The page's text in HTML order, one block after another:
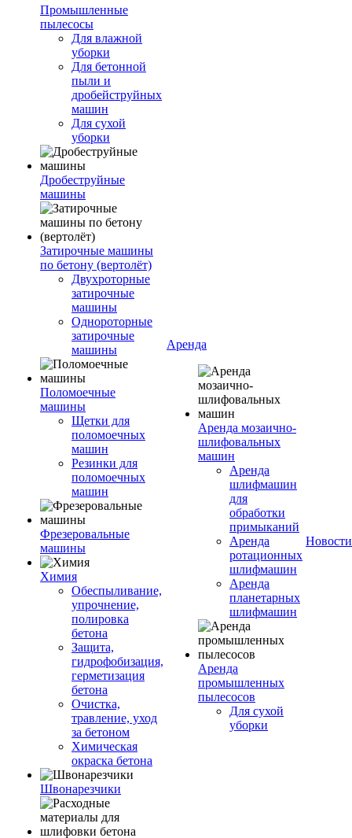
Промышленные
пылесосы
Для влажной
уборки
Для бетонной
пыли и
дробейструйных
машин
Для сухой
уборки
Дробеструйные
машины
Затирочные машины
по бетону (вертолёт)
Двухроторные
затирочные
машины
Однороторные
затирочные
машины
Поломоечные
машины
Щетки для
поломоечных
машин
Резинки для
поломоечных
машин
Фрезеровальные
машины
Химия
Обеспыливание,
упрочнение,
полировка
бетона
Защита,
гидрофобизация,
герметизация
бетона
Очистка,
травление, уход
за бетоном
Химическая
окраска бетона
Швонарезчики
Аренда
Аренда мозаично-
шлифовальных
машин
Аренда
шлифмашин
для
обработки
примыканий
Аренда
ротационных
шлифмашин
Аренда
планетарных
шлифмашин
Аренда
промышленных
пылесосов
Для сухой
уборки
Новости